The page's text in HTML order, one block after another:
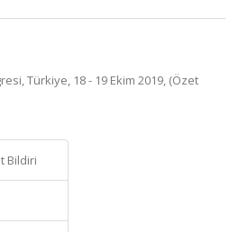
Türkiye, 18 - 19 Ekim 2019, (Özet
Bildiri